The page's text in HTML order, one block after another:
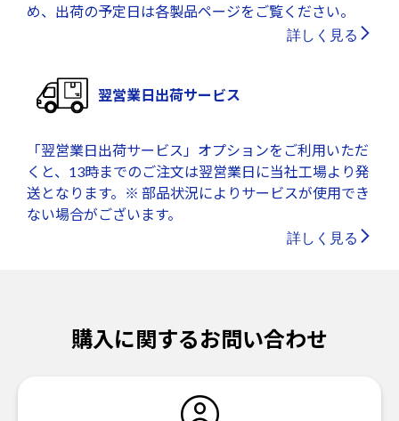
め、出荷の予定日は各製品ページをご覧ください。
詳しく見る
翌営業日出荷サービス
「翌営業日出荷サービス」オプションをご利用いただ
くと、13時までのご注文は翌営業日に当社工場より発
送となります。※ 部品状況によりサービスが使用でき
ない場合がございます。
詳しく見る
購入に関するお問い合わせ